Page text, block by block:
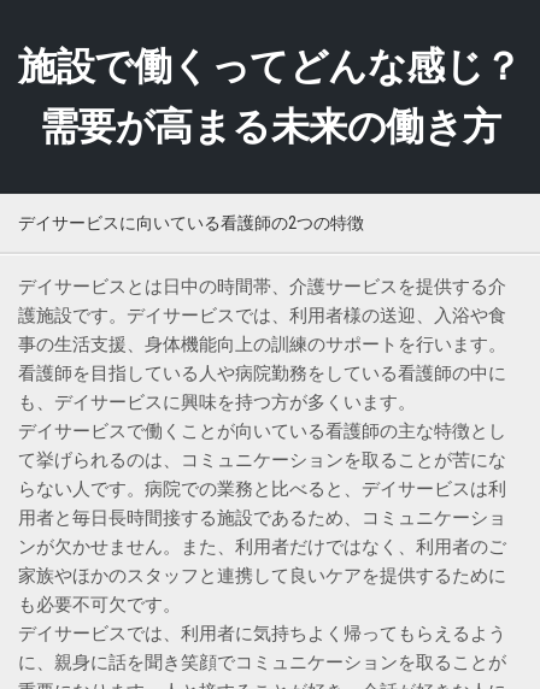
content
施設で働くってどんな感じ？
需要が高まる未来の働き方
デイサービスに向いている看護師の2つの特徴
デイサービスとは日中の時間帯、介護サービスを提供する介
護施設です。デイサービスでは、利用者様の送迎、入浴や食
事の生活支援、身体機能向上の訓練のサポートを行います。
看護師を目指している人や病院勤務をしている看護師の中に
も、デイサービスに興味を持つ方が多くいます。
デイサービスで働くことが向いている看護師の主な特徴とし
て挙げられるのは、コミュニケーションを取ることが苦にな
らない人です。病院での業務と比べると、デイサービスは利
用者と毎日長時間接する施設であるため、コミュニケーショ
ンが欠かせません。また、利用者だけではなく、利用者のご
家族やほかのスタッフと連携して良いケアを提供するために
も必要不可欠です。
デイサービスでは、利用者に気持ちよく帰ってもらえるよう
に、親身に話を聞き笑顔でコミュニケーションを取ることが